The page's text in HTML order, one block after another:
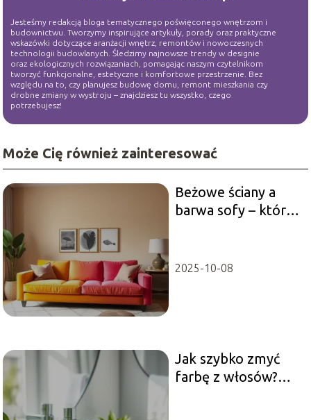
Jesteśmy redakcją bloga tematycznego poświęconego wnętrzom i
budownictwu. Tworzymy inspirujące artykuły, porady oraz praktyczne
wskazówki dotyczące aranżacji wnętrz, remontów i nowoczesnych
technologii budowlanych. Śledzimy najnowsze trendy w designie
oraz ekologicznych rozwiązaniach, pomagając naszym czytelnikom
tworzyć funkcjonalne, estetyczne i komfortowe przestrzenie. Bez
względu na to, czy planujesz budowę domu, remont mieszkania czy
drobne zmiany w wystroju – znajdziesz tu wszystko, czego
potrzebujesz!
Może Cię również zainteresować
Beżowe ściany a
barwa sofy – które
2025-10-08
Jak szybko zmyć
farbę z włosów?